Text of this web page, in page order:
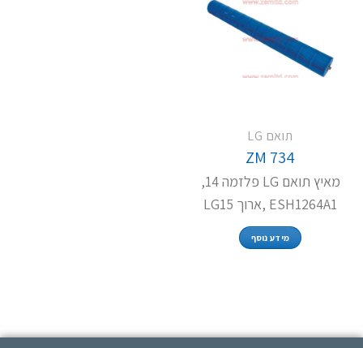
תואם LG
ZM 734
מאיץ תואם LG פלזמה 14,
ESH1264A1 ,ארוך LG15
מידע נוסף